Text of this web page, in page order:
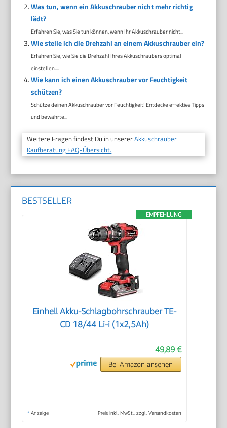
Was tun, wenn ein Akkuschrauber nicht mehr richtig
lädt?
Erfahren Sie, was Sie tun können, wenn Ihr Akkuschrauber nicht...
Wie stelle ich die Drehzahl an einem Akkuschrauber ein?
Erfahren Sie, wie Sie die Drehzahl Ihres Akkuschraubers optimal
einstellen....
Wie kann ich einen Akkuschrauber vor Feuchtigkeit
schützen?
Schütze deinen Akkuschrauber vor Feuchtigkeit! Entdecke effektive Tipps
und bewährte...
Weitere Fragen findest Du in unsererAkkuschrauber
Kaufberatung FAQ-Übersicht.
BESTSELLER
EMPFEHLUNG
Einhell Akku-Schlagbohrschrauber TE-
CD 18/44 Li-i (1x2,5Ah)
49,89 €
Bei Amazon ansehen
* Anzeige Preis inkl. MwSt., zzgl. Versandkosten